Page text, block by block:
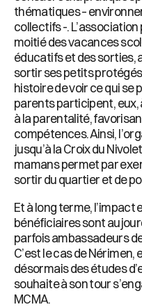
thématiques –
collectifs -.
moitié des vacances
éducatifs et des sorties,
sortir ses petits
histoire de voir ce qui se
parents participent,
à la parentalité,
compétences. Ainsi,
jusqu’à la Croix du
mamans permet par
sortir du quartier et de
Et à long terme, l’impact
bénéficiaires sont
parfois ambassadeurs
C’est le cas de Nérimen,
désormais des études
souhaite à son tour
MCMA.